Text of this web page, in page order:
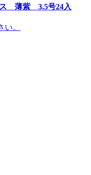
ス 薄紫 3.5号24入
。